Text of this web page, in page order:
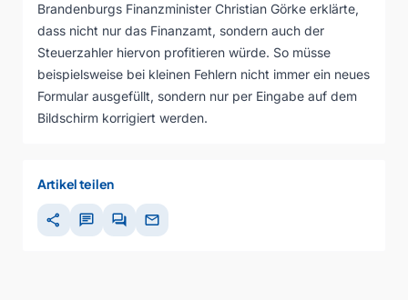
Brandenburgs Finanzminister Christian Görke erklärte,
dass nicht nur das Finanzamt, sondern auch der
Steuerzahler hiervon profitieren würde. So müsse
beispielsweise bei kleinen Fehlern nicht immer ein neues
Formular ausgefüllt, sondern nur per Eingabe auf dem
Bildschirm korrigiert werden.
Artikel teilen
share chat forum mail